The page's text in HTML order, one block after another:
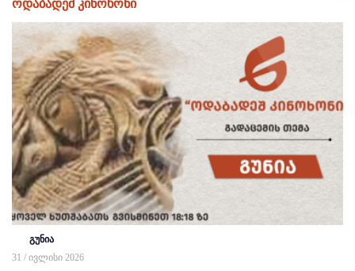
ოდაბადეშ კინოხონი
გუნია
31 / ივლისი 2026